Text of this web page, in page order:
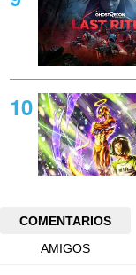
COMENTARIOS
AMIGOS